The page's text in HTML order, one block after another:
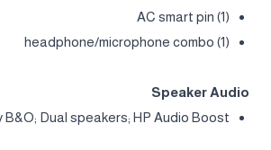
(1) AC smart pin
(1) headphone/microphone combo
Speaker Audio
B&O; Dual speakers; HP Audio Boost